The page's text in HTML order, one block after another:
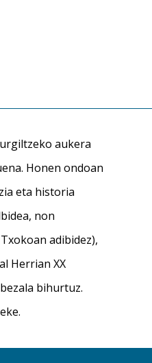
aukera
Honen ondoan
eta historia
non
adibidez),
Herrian XX
bihurtuz.